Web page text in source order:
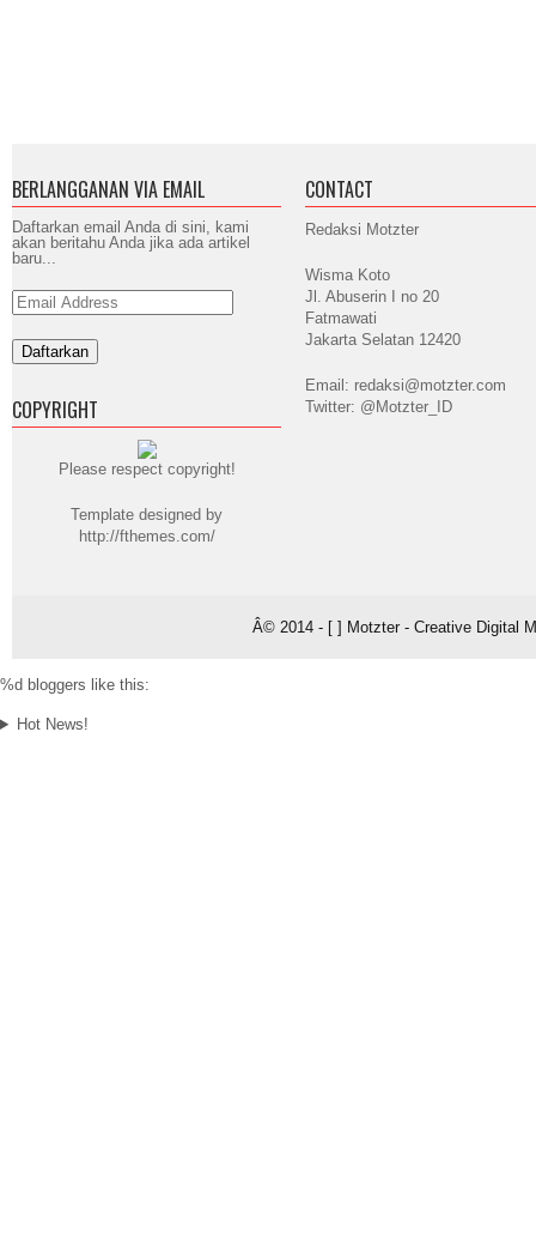
BERLANGGANAN VIA EMAIL
Daftarkan email Anda di sini, kami
akan beritahu Anda jika ada artikel
baru...
Email
Address
COPYRIGHT
Please respect copyright!
Template designed by
http://fthemes.com/
CONTACT
Redaksi Motzter
Wisma Koto
Jl. Abuserin I no 20
Fatmawati
Jakarta Selatan 12420
Email: redaksi@motzter.com
Twitter: @Motzter_ID
Â© 2014 - [ ] Motzter - Creative Digital
%d bloggers like this:
Hot News!